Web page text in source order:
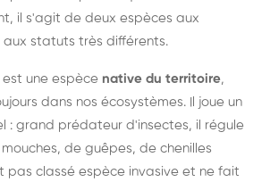
il s'agit de deux espèces aux
statuts très différents.
est une espèce native du territoire,
dans nos écosystèmes. Il joue un
: grand prédateur d'insectes, il régule
de guêpes, de chenilles
pas classé espèce invasive et ne fait